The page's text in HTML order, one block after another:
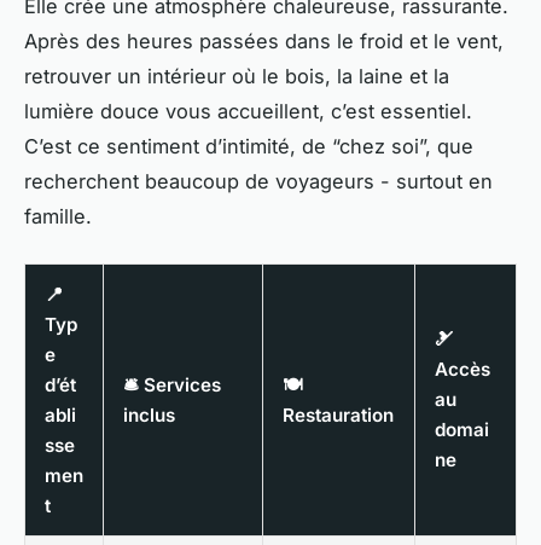
Elle crée une atmosphère chaleureuse, rassurante.
Après des heures passées dans le froid et le vent,
retrouver un intérieur où le bois, la laine et la
lumière douce vous accueillent, c’est essentiel.
C’est ce sentiment d’intimité, de “chez soi”, que
recherchent beaucoup de voyageurs - surtout en
famille.
📍
Typ
e
d’ét
abli
sse
men
t
🛎️ Services
inclus
🍽️
Restauration
🎿
Accès
au
domai
ne